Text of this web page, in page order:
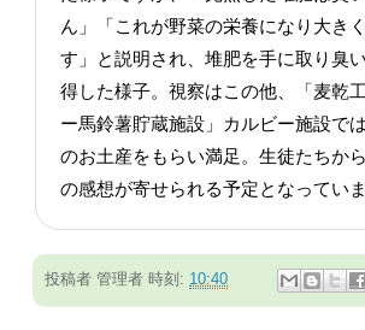
ん」「これが野菜の栄養になり大き
す」と説明され、堆肥を手に取り臭
得した様子。視察はこの他、「麦乾
ー馬鈴薯貯蔵施設」カルビー施設で
のお土産をもらい満足。生徒たちか
の感想が寄せられる予定となっていま
投稿者 管理者 時刻: 10:40